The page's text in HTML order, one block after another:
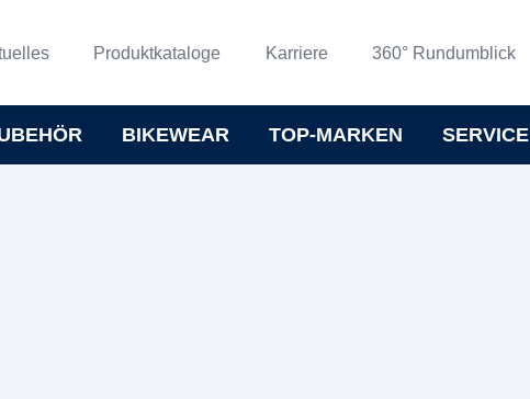
Produktkataloge Karriere 360° Rundumblick
BIKEWEAR TOP-MARKEN SERVICE